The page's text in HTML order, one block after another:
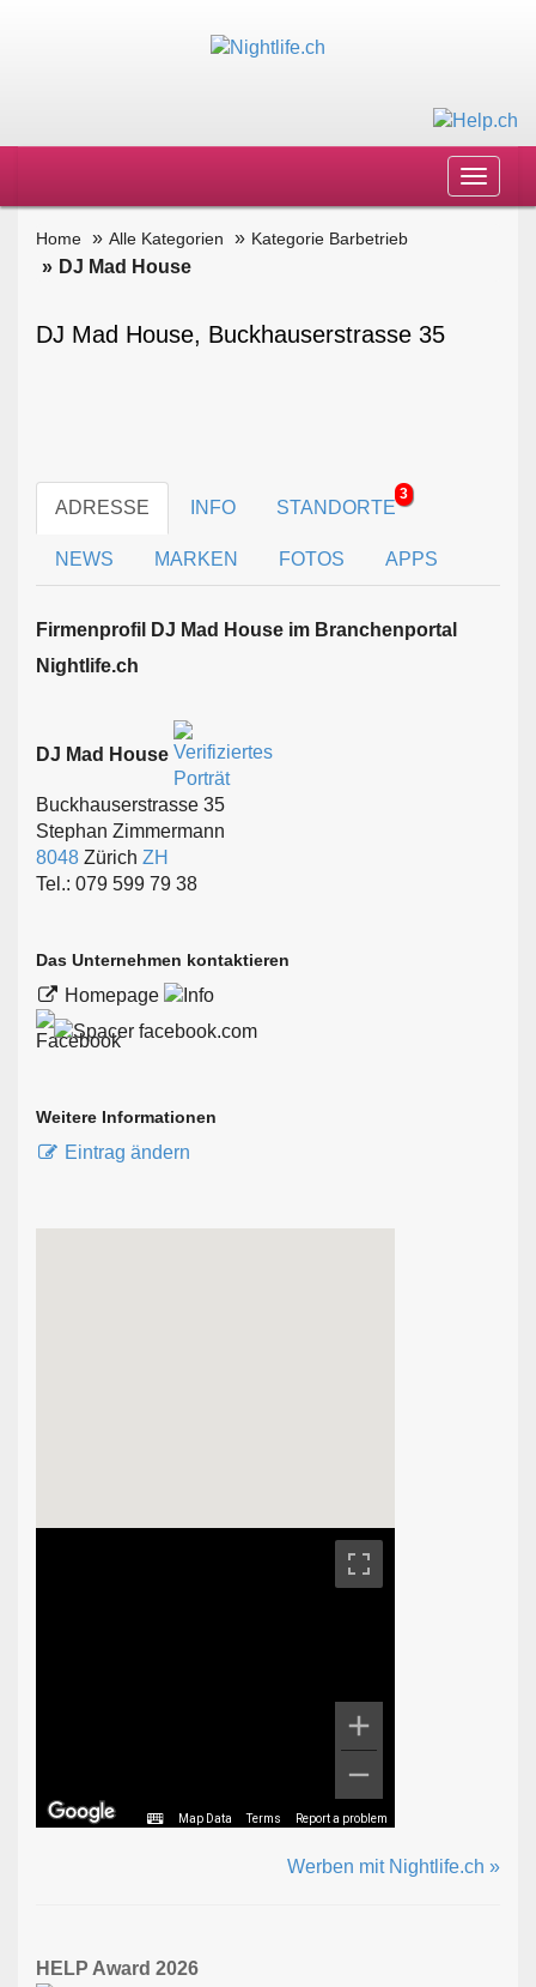
Toggle
Home Alle Kategorien Kategorie Barbetrieb
DJ Mad House
DJ Mad House, Buckhauserstrasse 35
ADRESSE INFO STANDORTE
3
NEWS MARKEN FOTOS APPS
Firmen­profil DJ Mad House im Branchen­portal
Nightlife.ch
DJ Mad House
Buckhauserstrasse 35
Stephan Zimmermann
8048 Zürich ZH
Tel.: 079 599 79 38
Das Unternehmen kontaktieren
Homepage
facebook.com
Weitere Informationen
Eintrag ändern
Map Data Terms Report a problem
Werben mit Nightlife.ch »
HELP Award 2026